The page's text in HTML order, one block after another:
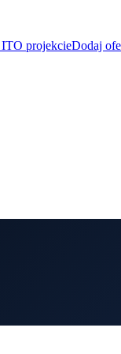
ITO projekcieDodaj